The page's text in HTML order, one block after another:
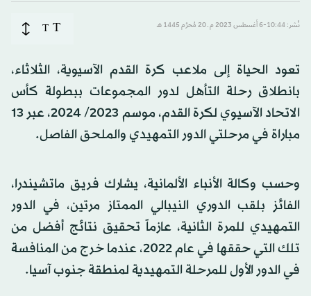
نُشر: 10:44-6 أغسطس 2023 م ـ 20 مُحرَّم 1445 هـ T
T
تعود الحياة إلى ملاعب كرة القدم الآسيوية، الثلاثاء،
بانطلاق رحلة التأهل لدور المجموعات ببطولة كأس
الاتحاد الآسيوي لكرة القدم، موسم 2023/ 2024، عبر 13
مباراة في مرحلتي الدور التمهيدي والملحق الفاصل.
وحسب وكالة الأنباء الألمانية، يشارك فريق ماتشيندرا،
الفائز بلقب الدوري النيبالي الممتاز مرتين، في الدور
التمهيدي للمرة الثانية، عازماً تحقيق نتائج أفضل من
تلك التي حققها في عام 2022، عندما خرج من المنافسة
في الدور الأول للمرحلة التمهيدية لمنطقة جنوب آسيا.